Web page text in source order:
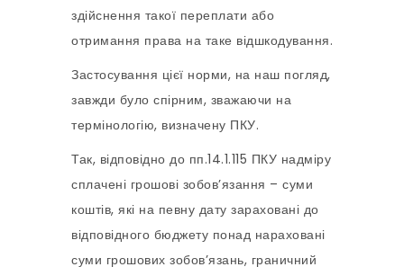
здійснення такої переплати або
отримання права на таке відшкодування.
Застосування цієї норми, на наш погляд,
завжди було спірним, зважаючи на
термінологію, визначену ПКУ.
Так, відповідно до пп.14.1.115 ПКУ надміру
сплачені грошові зобов’язання – суми
коштів, які на певну дату зараховані до
відповідного бюджету понад нараховані
суми грошових зобов’язань, граничний